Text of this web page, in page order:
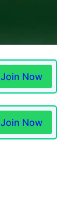
Join Now
Join Now